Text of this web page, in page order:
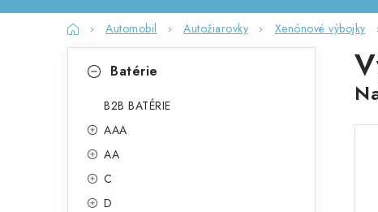
DomovAutomobil Autožiarovky Xenónové výbojky
kategórieBatérie
B2B BATÉRIE
AAA
AA
C
D